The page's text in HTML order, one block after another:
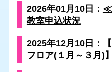
2026年01月10日：
教室申込状況
2025年12月10日：
フロア(１月～３月